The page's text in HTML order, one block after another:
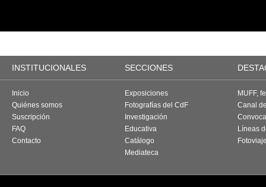
INSTITUCIONALES SECCIONES
Inicio
Quiénes somos
Suscripción
FAQ
Contacto
Exposiciones
Fotografías del CdF
Investigación
Educativa
Catálogo
Mediateca
MUFF,
Canal
Líneas